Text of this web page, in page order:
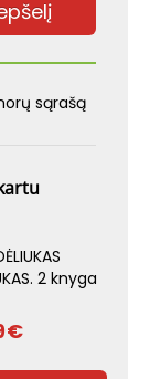
sąrašą
2 knyga